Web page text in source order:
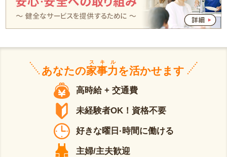
あなたの家事力
スキル
を活かせます
高時給 + 交通費
未経験者OK！資格不要
好きな曜日·時間に働ける
主婦/主夫歓迎